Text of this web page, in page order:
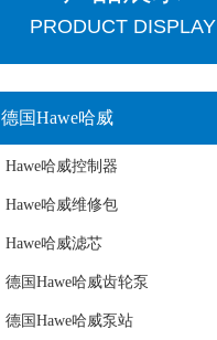
PRODUCT DISPLAY
德国Hawe哈威
Hawe哈威控制器
Hawe哈威维修包
Hawe哈威滤芯
德国Hawe哈威齿轮泵
德国Hawe哈威泵站